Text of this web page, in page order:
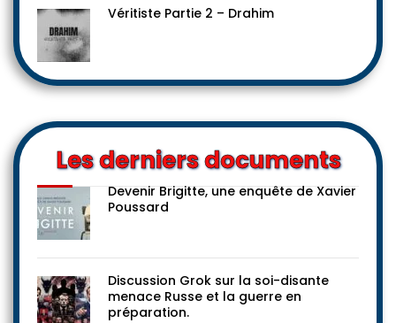
Véritiste Partie 2 – Drahim
Les derniers documents
Devenir Brigitte, une enquête de Xavier
Poussard
Discussion Grok sur la soi-disante
menace Russe et la guerre en
préparation.